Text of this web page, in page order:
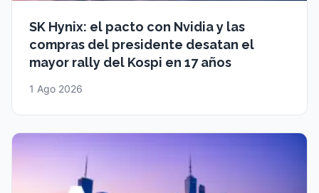
SK Hynix: el pacto con Nvidia y las
compras del presidente desatan el
mayor rally del Kospi en 17 años
1 Ago 2026